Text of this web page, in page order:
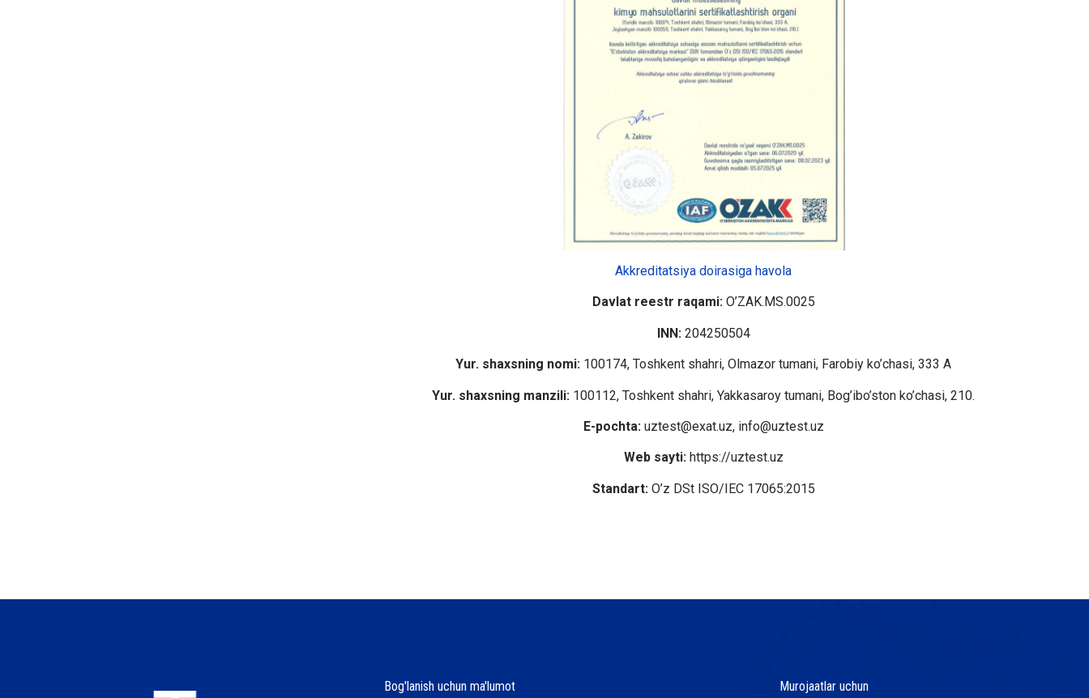
Akkreditatsiya doirasiga havola
Davlat reestr raqami:O’ZAK.MS.0025
INN:204250504
Yur. shaxsning nomi: 100174, Toshkent shahri, Olmazor tumani, Farobiy ko’chasi, 333 A
Yur. shaxsning manzili: 100112, Toshkent shahri, Yakkasaroy tumani, Bog’ibo’ston ko’chasi, 210.
E-pochta:uztest@exat.uz, info@uztest.uz
Web sayti:https://uztest.uz
Standart:O’z DSt ISO/IEC 17065:2015
Bog'lanish uchun ma'lumot Murojaatlar uchun